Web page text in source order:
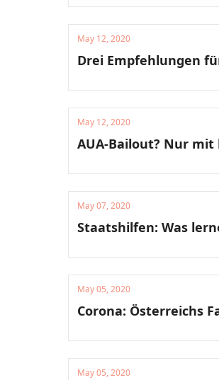
May 12, 2020
Drei Empfehlungen
May 12, 2020
AUA-Bailout? Nur
May 07, 2020
Staatshilfen: Was
May 05, 2020
Corona: Österreichs
May 05, 2020